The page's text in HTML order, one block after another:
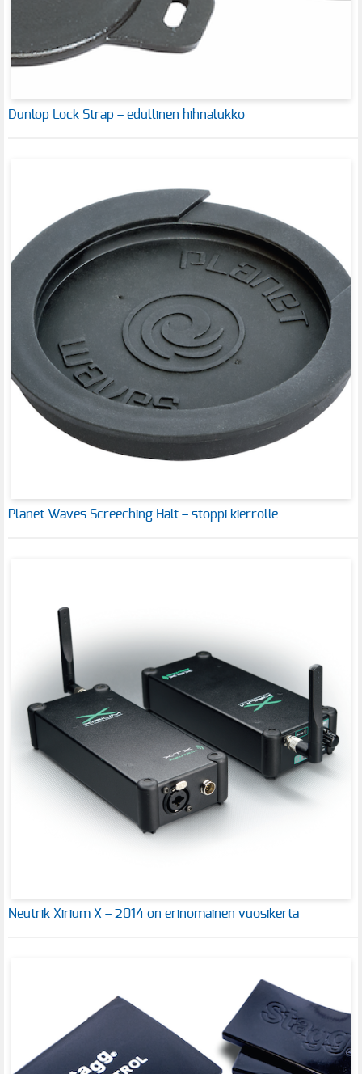
Dunlop Lock Strap – edullinen hihnalukko
Planet Waves Screeching Halt – stoppi kierrolle
Neutrik Xirium X – 2014 on erinomainen vuosikerta